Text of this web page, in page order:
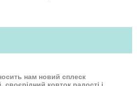
нам новий сплеск